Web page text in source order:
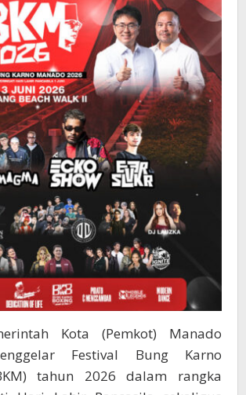
Kota (Pemkot) Manado
Festival Bung Karno
tahun 2026 dalam rangka